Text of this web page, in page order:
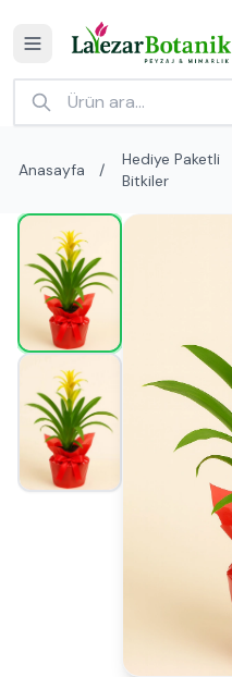
Anasayfa /
Hediye Paketli
Bitkiler